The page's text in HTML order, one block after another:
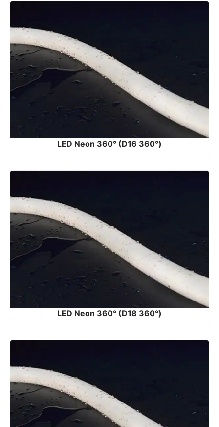
LED Neon 360° (D16 360°)
LED Neon 360° (D18 360°)